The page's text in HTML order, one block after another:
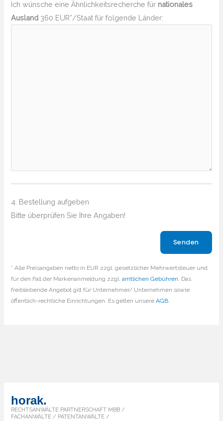
Ich wünsche eine Ähnlichkeitsrecherche für nationales
Ausland 360 EUR*/Staat für folgende Länder:
4. Bestellung aufgeben
Bitte überprüfen Sie Ihre Angaben!
* Alle Preisangaben netto in EUR zzgl. gesetzlicher Mehrwertsteuer und
für den Fall der Markenanmeldung zzgl.amtlichen Gebühren. Das
freibleibende Angebot gilt für Unternehmer/ Unternehmen sowie
öffentlich-rechtliche Einrichtungen. Es gelten unsereAGB.
horak.
RECHTSANWÄLTE PARTNERSCHAFT MBB /
FACHANWÄLTE / PATENTANWÄLTE /